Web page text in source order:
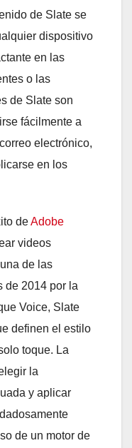
de Slate se
dispositivo
en las
o las
de Slate son
fácilmente a
electrónico,
en los
deAdobe
videos
de las
de 2014 por la
Voice, Slate
definen el estilo
toque. La
la
y aplicar
de un motor de